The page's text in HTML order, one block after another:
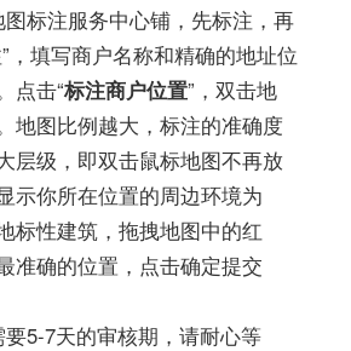
标注服务中心铺，先标注，再
，填写商户名称和精确的地址位
点击“标注商户位置”，双击地
地图比例越大，标注的准确度
层级，即双击鼠标地图不再放
示你所在位置的周边环境为
标性建筑，拖拽地图中的红
准确的位置，点击确定提交
5-7天的审核期，请耐心等